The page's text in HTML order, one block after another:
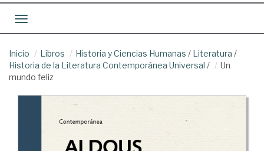
Toggle navigation
Inicio Libros Historia y Ciencias Humanas / Literatura /
Historia de la Literatura Contemporánea Universal /
Un
mundo feliz